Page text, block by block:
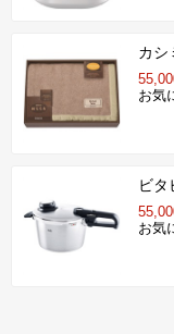
カシ
お気
ビタ
お気